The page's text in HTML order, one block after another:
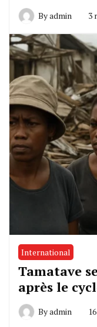
Byadmin 3
International
Tamatave
après le
Byadmin